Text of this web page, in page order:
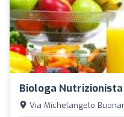
Biologa Nutrizionista
Via Michelangelo